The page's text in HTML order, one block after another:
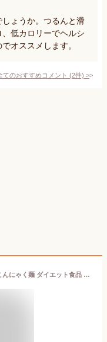
ょうか。つるんと滑
低カロリーでヘルシ
オススメします。
てのおすすめコメント (2件) >
【40%OFF】【ランキング1位獲得】 こんにゃく麺 ダイエット食品 置き換え こんにゃくうどん こんにゃくパーク 糖質0 うどん風平麺タイプ 糖質ゼロ麺 カロリーオフ麺 低カロリー 蒟蒻 こんにゃく 麺 群馬県産 ダイエット ファスティング ヨコオデイリーフーズ (180g*40食入)